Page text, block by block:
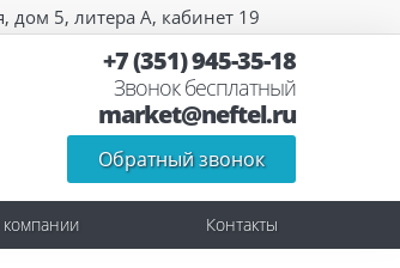
дом 5, литера А, кабинет 19
+7 (351) 945-35-18
Звонок бесплатный
market@neftel.ru
Обратный звонок
Контакты